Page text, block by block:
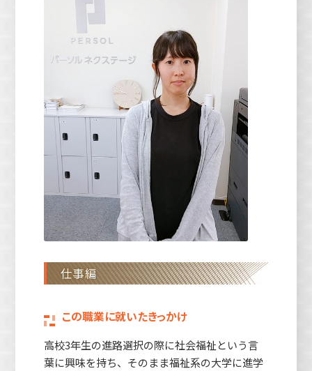
仕事編
この職業に就いたきっかけ
高校3年生の進路選択の際に社会福祉という言
葉に興味を持ち、そのまま福祉系の大学に進学